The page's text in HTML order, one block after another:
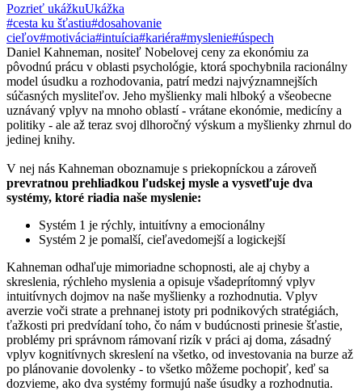
Pozrieť ukážkuUkážka
#cesta ku šťastiu#dosahovanie
cieľov#motivácia#intuícia#kariéra#myslenie#úspech
Daniel Kahneman, nositeľ Nobelovej ceny za ekonómiu za
pôvodnú prácu v oblasti psychológie, ktorá spochybnila racionálny
model úsudku a rozhodovania, patrí medzi najvýznamnejších
súčasných mysliteľov. Jeho myšlienky mali hlboký a všeobecne
uznávaný vplyv na mnoho oblastí - vrátane ekonómie, medicíny a
politiky - ale až teraz svoj dlhoročný výskum a myšlienky zhrnul do
jedinej knihy.
V nej nás Kahneman oboznamuje s priekopníckou a zároveň
prevratnou prehliadkou ľudskej mysle a vysvetľuje dva
systémy, ktoré riadia naše myslenie:
Systém 1 je rýchly, intuitívny a emocionálny
Systém 2 je pomalší, cieľavedomejší a logickejší
Kahneman odhaľuje mimoriadne schopnosti, ale aj chyby a
skreslenia, rýchleho myslenia a opisuje všadeprítomný vplyv
intuitívnych dojmov na naše myšlienky a rozhodnutia. Vplyv
averzie voči strate a prehnanej istoty pri podnikových stratégiách,
ťažkosti pri predvídaní toho, čo nám v budúcnosti prinesie šťastie,
problémy pri správnom rámovaní rizík v práci aj doma, zásadný
vplyv kognitívnych skreslení na všetko, od investovania na burze až
po plánovanie dovolenky - to všetko môžeme pochopiť, keď sa
dozvieme, ako dva systémy formujú naše úsudky a rozhodnutia.